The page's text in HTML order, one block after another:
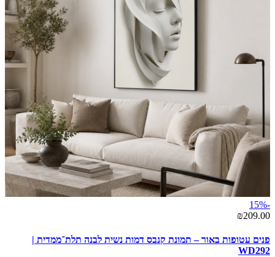
-15%
₪209.00
פנים עטופות באור – תמונת קנבס דמות נשית לבנה תלת־ממדית |
WD292